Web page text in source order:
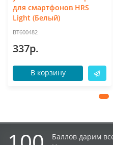
для смартфонов HRS
Light (Белый)
BT600482
337р.
В корзину
Баллов дарим